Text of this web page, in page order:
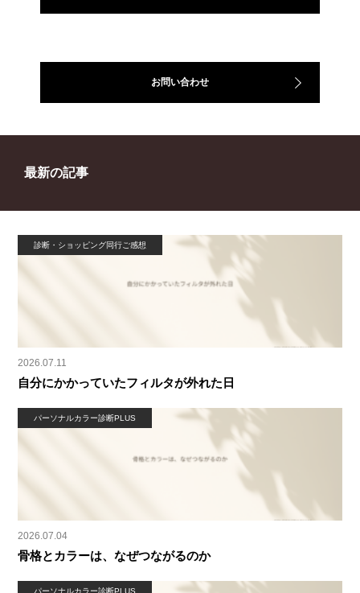
お問い合わせ
最新の記事
診断・ショッピング同行ご感想
2026.07.11
自分にかかっていたフィルタが外れた日
パーソナルカラー診断PLUS
2026.07.04
骨格とカラーは、なぜつながるのか
パーソナルカラー診断PLUS